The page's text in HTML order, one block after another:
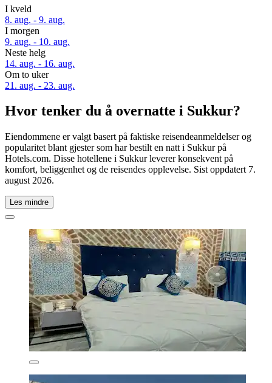
I kveld
8. aug. - 9. aug.
I morgen
9. aug. - 10. aug.
Neste helg
14. aug. - 16. aug.
Om to uker
21. aug. - 23. aug.
Hvor tenker du å overnatte i Sukkur?
Eiendommene er valgt basert på faktiske reisendeanmeldelser og
popularitet blant gjester som har bestilt en natt i Sukkur på
Hotels.com. Disse hotellene i Sukkur leverer konsekvent på
komfort, beliggenhet og de reisendes opplevelse. Sist oppdatert 7.
august 2026.
Les mindre